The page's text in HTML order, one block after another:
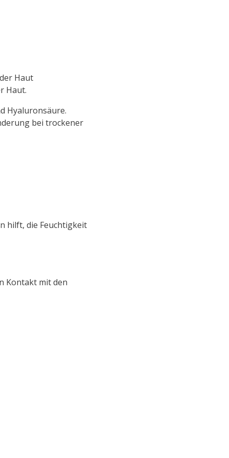
Haut
Haut.
Hyaluronsäure.
bei trockener
hilft, die Feuchtigkeit
Kontakt mit den